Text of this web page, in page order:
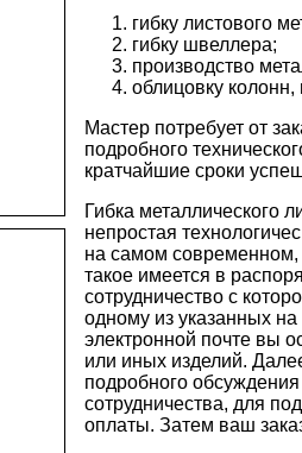
гибку листового
гибку швеллера;
производство
облицовку колонн,
Мастер потребует от
подробного
кратчайшие сроки
Гибка металлического
непростая
на самом
такое имеется в
сотрудничество с
одному из указанных
электронной почте вы
или иных изделий.
подробного
сотрудничества, для
оплаты. Затем ваш